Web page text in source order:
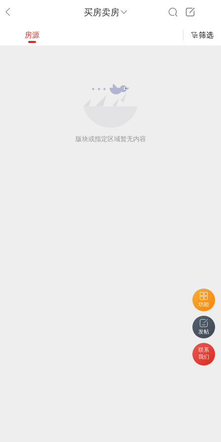
买房卖房
功能
发帖
联系
我们
房源 筛选
版块或指定区域暂无内容